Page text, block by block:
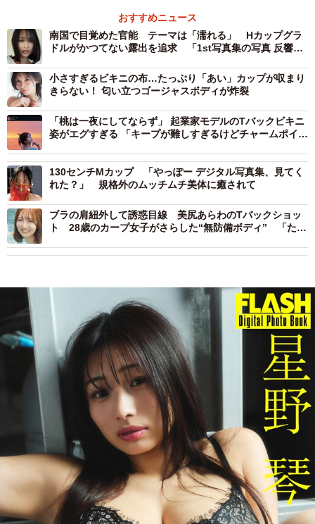
おすすめニュース
南国で目覚めた官能 テーマは「濡れる」 Hカップグラ
ドルがかつてない露出を追求 「1st写真集の写真 反響あ
小さすぎるビキニの布…たっぷり「あい」カップが収まり
きらない！ 匂い立つゴージャスボディが炸裂
「桃は一夜にしてならず」 起業家モデルのTバックビキニ
姿がエグすぎる 「キープが難しすぎるけどチャームポイン
論”にファン納得
130センチMカップ 「やっぽー デジタル写真集、見てく
れた？」 規格外のムッチムチ美体に癒されて
ブラの肩紐外して誘惑目線 美尻あらわのTバックショッ
ト 28歳のカープ女子がさらした“無防備ボディ” 「たく